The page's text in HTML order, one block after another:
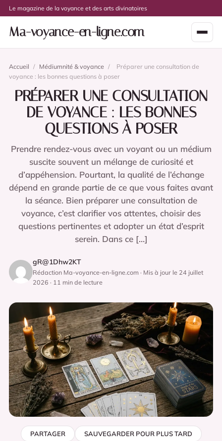
Le magazine de la voyance et des arts divinatoires
Ma-voyance-en-ligne.com
Accueil / Médiumnité & voyance /
Préparer une consultation de
voyance : les bonnes questions à poser
PRÉPARER UNE CONSULTATION
DE VOYANCE : LES BONNES
QUESTIONS À POSER
Prendre rendez-vous avec un voyant ou un médium
suscite souvent un mélange de curiosité et
d’appéhension. Pourtant, la qualité de l’échange
dépend en grande partie de ce que vous faites avant
la séance. Bien préparer une consultation de
voyance, c’est clarifier vos attentes, choisir des
questions pertinentes et adopter un état d’esprit
serein. Dans ce […]
gR@1Dhw2KT
Rédaction Ma-voyance-en-ligne.com · Mis à jour le 24 juillet
2026 · 11 min de lecture
PARTAGER SAUVEGARDER POUR PLUS TARD